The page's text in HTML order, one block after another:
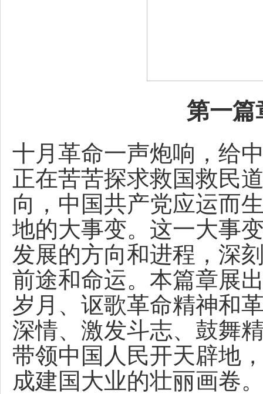
第一篇
十月革命一声炮响，给
正在苦苦探求救国救民
向，中国共产党应运而
地的大事变。这一大事
发展的方向和进程，深
前途和命运。本篇章展
岁月、讴歌革命精神和
深情、激发斗志、鼓舞
带领中国人民开天辟地
成建国大业的壮丽画卷